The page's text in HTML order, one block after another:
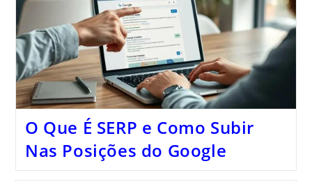
O Que É SERP e Como Subir
Nas Posições do Google